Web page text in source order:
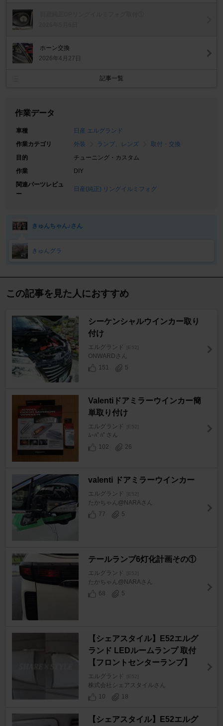
ホーン交換
2026年4月27日
記事一覧
作業データ
車種
日産 エルグランド
作業カテゴリ
外装 ランプ、レンズ
取付・交換
目的
チューニング・カスタム
作業
DIY
関連パーツレビュ
ー
日産(純正) リングイルミフォグ
きゅんちゃん♪さん
きゅんグラ
この記事を見た人におすすめ
シーケンシャルウインカー取り
付け
エルグランド [E52]
ONWARDさん
151
5
Valentiドアミラーウインカー簡
単取り付け
エルグランド [E52]
ﾑｰﾊﾟﾊﾟさん
102
26
valenti ドアミラーウインカー
エルグランド [E52]
たかちゃん@NARAさん
77
5
テールランプ6灯化計画その①
エルグランド [E52]
たかちゃん@NARAさん
68
5
【シェアスタイル】E52エルグ
ランド LEDルームランプ 取付
【フロントセンターランプ】
エルグランド [E52]
株式会社シェアスタイルさん
10
18
【シェアスタイル】E52エルグ